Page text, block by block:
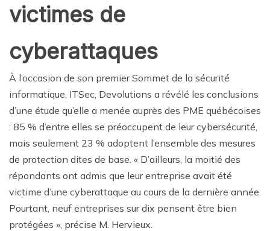
victimes de
cyberattaques
À l’occasion de son premier Sommet de la sécurité
informatique, ITSec, Devolutions a révélé les conclusions
d’une étude qu’elle a menée auprès des PME québécoises
: 85 % d’entre elles se préoccupent de leur cybersécurité,
mais seulement 23 % adoptent l’ensemble des mesures
de protection dites de base. « D’ailleurs, la moitié des
répondants ont admis que leur entreprise avait été
victime d’une cyberattaque au cours de la dernière année.
Pourtant, neuf entreprises sur dix pensent être bien
protégées », précise M. Hervieux.